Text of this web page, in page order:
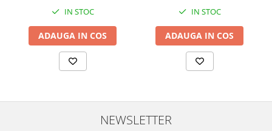
IN STOC
ADAUGA IN COS
IN STOC
ADAUGA IN COS
NEWSLETTER